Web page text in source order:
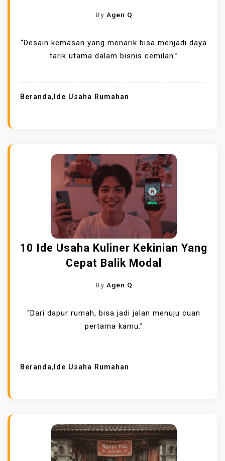
By Agen Q
“Desain kemasan yang menarik bisa menjadi daya
tarik utama dalam bisnis cemilan.”
Beranda, Ide Usaha Rumahan
10 Ide Usaha Kuliner Kekinian Yang
Cepat Balik Modal
By Agen Q
“Dari dapur rumah, bisa jadi jalan menuju cuan
pertama kamu.”
Beranda, Ide Usaha Rumahan